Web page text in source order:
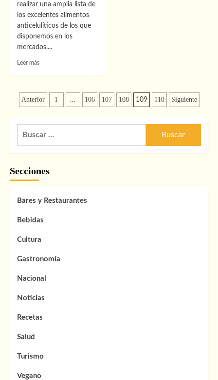
realizar una amplia lista de
los excelentes alimentos
anticelulíticos de los que
disponemos en los
mercados....
Leer másLeer
alimentos
perfectos
eliminar
celulitis
Paginación
entradas
Anterior 1 … 106 107 108 109 110 Siguiente
Secciones
Bares y Restaurantes
Bebidas
Cultura
Gastronomía
Nacional
Noticias
Recetas
Salud
Turismo
Vegano